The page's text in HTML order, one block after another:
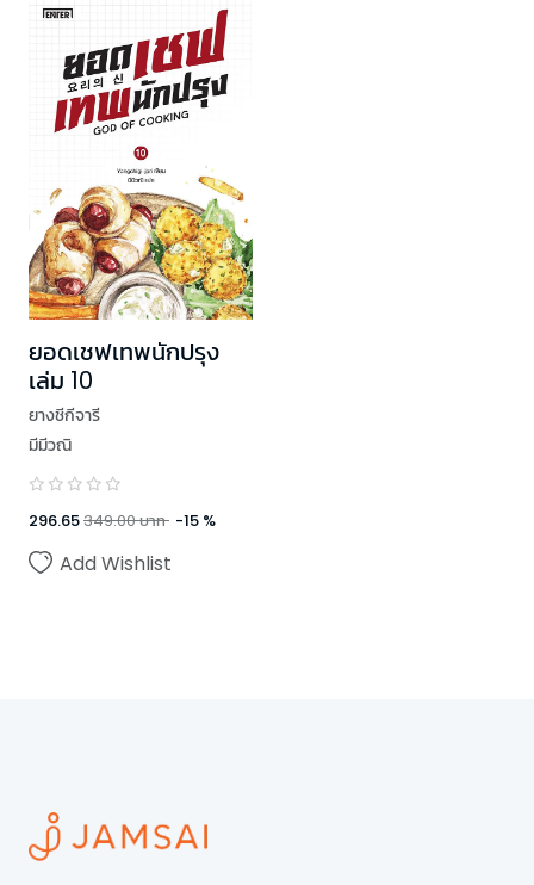
ยอดเชฟเทพนักปรุง
เล่ม 10
ยางชีกีจารี
มีมีวณิ
296.65349.00บาท -15 %
Add Wishlist